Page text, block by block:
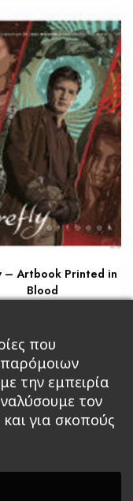
– Artbook Printed in
Blood
στο καλάθι
Εκδόσεις Βάρδος
που
παρόμοιων
την εμπειρία
τον
για σκοπούς